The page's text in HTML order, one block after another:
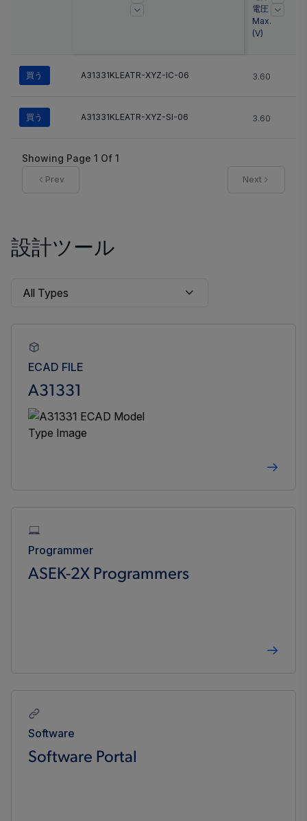
電圧
Max.
(V)
買う A31331KLEATR-XYZ-IC-06 3.60
買う A31331KLEATR-XYZ-SI-06 3.60
Showing Page 1 Of 1
Prev Next
設計ツール
ECAD FILE
A31331
Programmer
ASEK-2X Programmers
Software
Software Portal